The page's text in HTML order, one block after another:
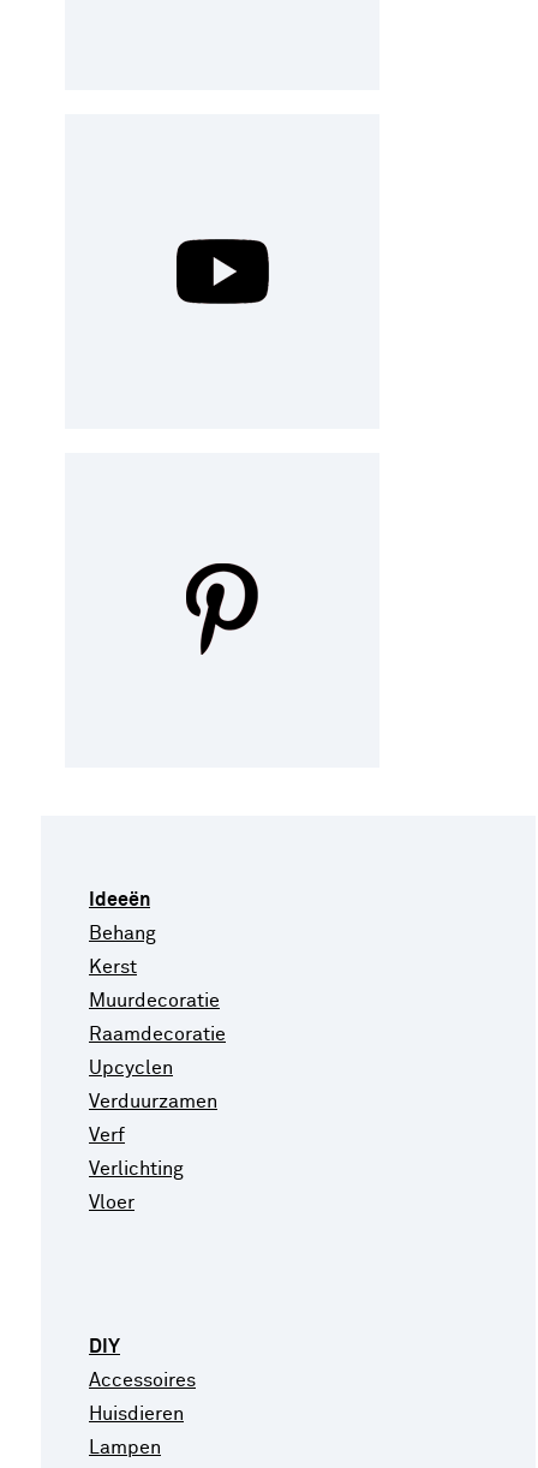
Ideeën
Behang
Kerst
Muurdecoratie
Raamdecoratie
Upcyclen
Verduurzamen
Verf
Verlichting
Vloer
DIY
Accessoires
Huisdieren
Lampen